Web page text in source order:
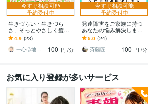
今すぐ相談可能
予約受付中
生きづらい・生きづら
さ、そっとやさしく癒し
ます インナーチャイルド/
毒親/親子人間関係の悩み/
カウンセリング
4.9 (23)
一心♧地球に少し馴染みにくいカウンセラー
100 円 /分
今すぐ相談可能
予約受付中
発達障害をご家族に持つ
あなたの悩み解決します
ます 支援経験豊富な私が
アドバイスします
5.0 (24)
斉藤匠
100 円 /分
お気に入り登録が多いサービス